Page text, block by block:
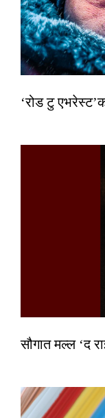
‘रोड टु
सौगात मल्ल ‘द